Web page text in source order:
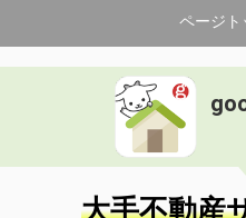
ページト
大手不動産